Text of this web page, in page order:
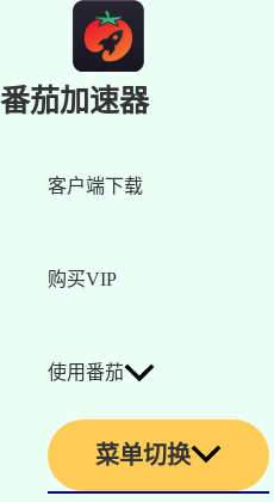
番茄加速器
客户端下载
购买VIP
使用番茄
菜单切换